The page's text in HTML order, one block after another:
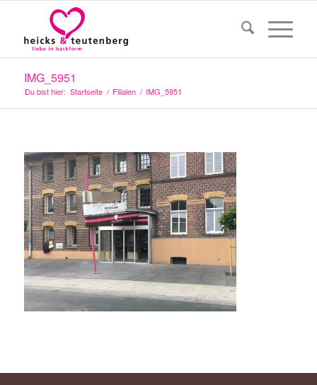
IMG_5951
Du bist hier: Startseite / Filialen / IMG_5951